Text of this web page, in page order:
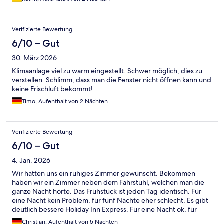
Verifizierte Bewertung
6/10 – Gut
30. März 2026
Klimaanlage viel zu warm eingestellt. Schwer möglich, dies zu
verstellen. Schlimm, dass man die Fenster nicht öffnen kann und
keine Frischluft bekommt!
Timo, Aufenthalt von 2 Nächten
Verifizierte Bewertung
6/10 – Gut
4. Jan. 2026
Wir hatten uns ein ruhiges Zimmer gewünscht. Bekommen
haben wir ein Zimmer neben dem Fahrstuhl, welchen man die
ganze Nacht hörte. Das Frühstück ist jeden Tag identisch. Für
eine Nacht kein Problem, für fünf Nächte eher schlecht. Es gibt
deutlich bessere Holiday Inn Express. Für eine Nacht ok, für
mehr Nächte lieber ein anderes Hotel nehmen.
Christian, Aufenthalt von 5 Nächten